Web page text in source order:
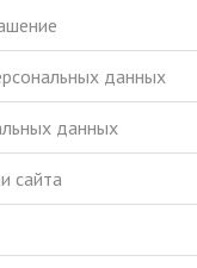
данных
данных
сайта